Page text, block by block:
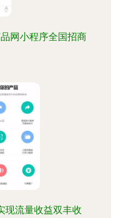
网小程序全国招商
现流量收益双丰收